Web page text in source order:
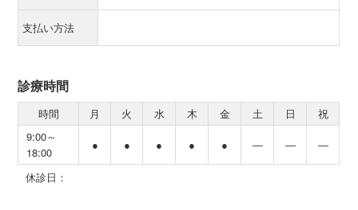
支払い方法
診療時間
時間 月 火 水 木 金 土 日
祝
9:00～
18:00
● ● ● ● ● ― ― ―
休診日：